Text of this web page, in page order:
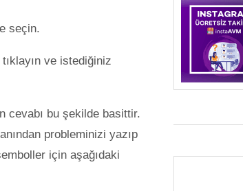
seçin.
ve istediğiniz
cevabı bu şekilde basittir.
probleminizi yazıp
için aşağıdaki